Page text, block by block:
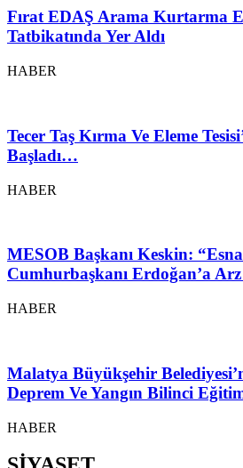
Fırat EDAŞ Arama Kurtarma
Tatbikatında Yer Aldı
HABER
Tecer Taş Kırma Ve Eleme
Başladı…
HABER
MESOB Başkanı Keskin:
Cumhurbaşkanı Erdoğan’a
HABER
Malatya Büyükşehir
Deprem Ve Yangın Bilinci
HABER